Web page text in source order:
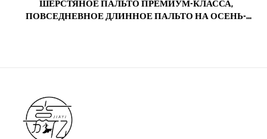
ШЕРСТЯНОЕ ПАЛЬТО ПРЕМИУМ-КЛАССА,
ПОВСЕДНЕВНОЕ ДЛИННОЕ ПАЛЬТО НА ОСЕНЬ-